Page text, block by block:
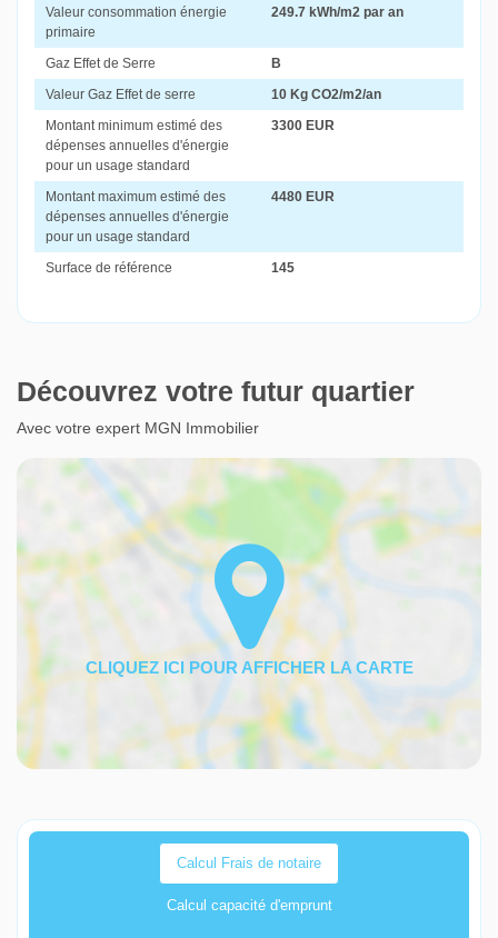
Valeur consommation énergie
primaire
249.7 kWh/m2 par an
Gaz Effet de Serre
B
Valeur Gaz Effet de serre
10 Kg CO2/m2/an
Montant minimum estimé des
dépenses annuelles d'énergie
pour un usage standard
3300 EUR
Montant maximum estimé des
dépenses annuelles d'énergie
pour un usage standard
4480 EUR
Surface de référence 145
Découvrez votre futur quartier
Avec votre expert MGN Immobilier
Calcul Frais de notaire
Calcul capacité d'emprunt